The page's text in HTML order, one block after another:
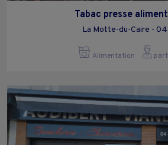
Tabac presse
La Motte-du-Caire -
Alimentation